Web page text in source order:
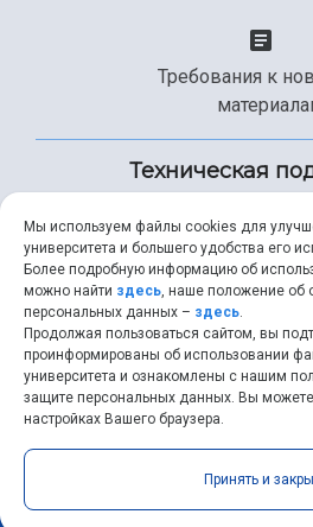
Требования к
Техническая
+7 (846) 267-
Самарский университет © 2026 |
RSS
Мы используем файлы cookies для
университета и большего удобства его
Более подробную информацию об
можно найти здесь, наше положение об
персональных данных – здесь.
Продолжая пользоваться сайтом, вы
проинформированы об использовании
университета и ознакомлены с нашим
защите персональных данных. Вы
настройках Вашего браузера.
Принять и